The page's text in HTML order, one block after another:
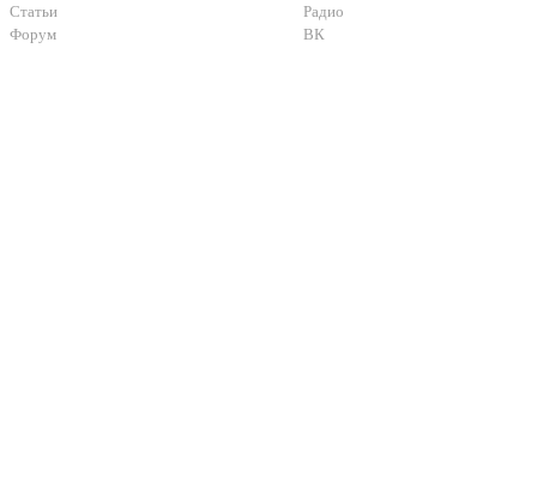
Статьи
Форум
Радио
ВК